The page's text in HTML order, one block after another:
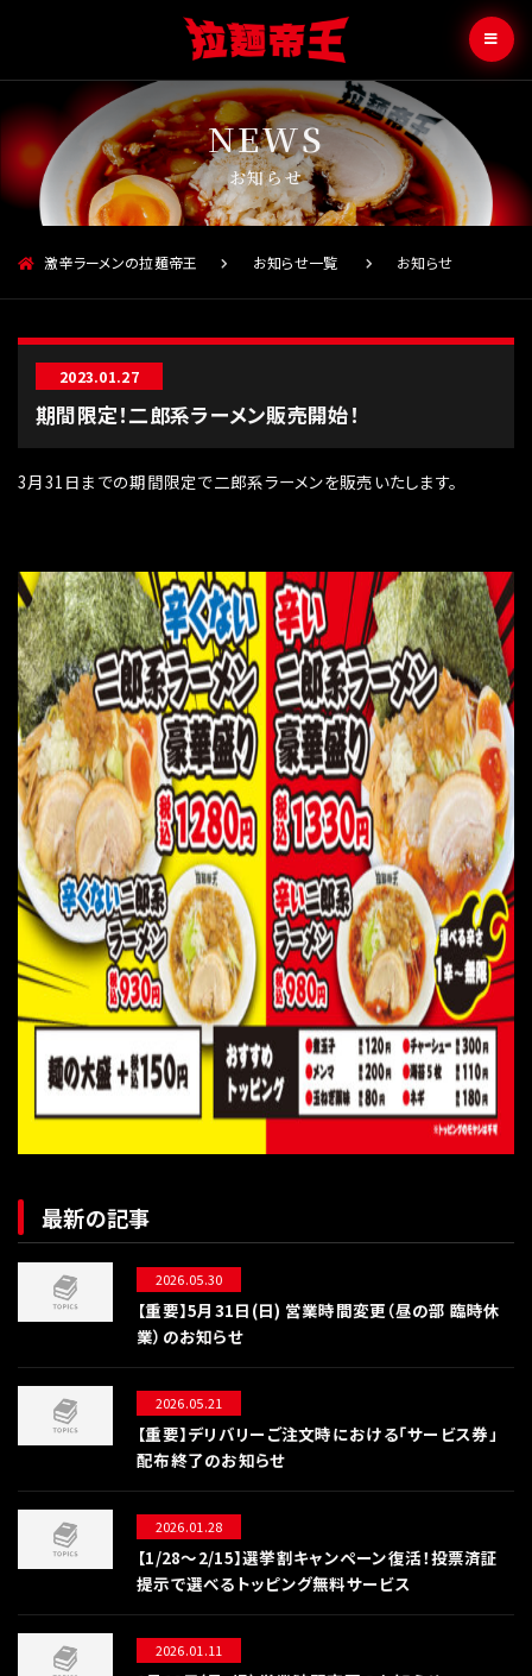
お知らせ
激辛ラーメンの拉麺帝王 お知らせ一覧 お知らせ
2023.01.27
期間限定！二郎系ラーメン販売開始！
3月31日までの期間限定で二郎系ラーメンを販売いたします。
最新の記事
2026.05.30
【重要】5月31日(日) 営業時間変更（昼の部 臨時休
業）のお知らせ
2026.05.21
【重要】デリバリーご注文時における「サービス券」
配布終了のお知らせ
2026.01.28
【1/28〜2/15】選挙割キャンペーン復活！投票済証
提示で選べるトッピング無料サービス
2026.01.11